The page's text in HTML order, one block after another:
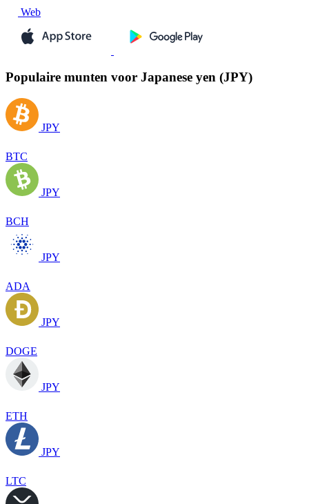
Web
Populaire munten voor Japanese yen (JPY)
JPY
BTC
JPY
BCH
JPY
ADA
JPY
DOGE
JPY
ETH
JPY
LTC